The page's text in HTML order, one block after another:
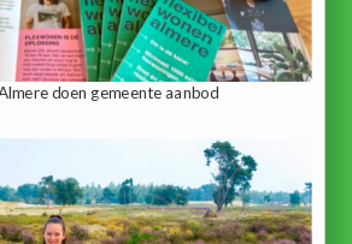
doen gemeente aanbod